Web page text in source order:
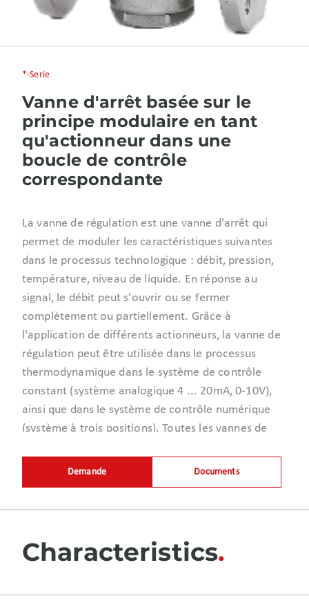
*-Serie
Vanne d'arrêt basée sur le
principe modulaire en tant
qu'actionneur dans une
boucle de contrôle
correspondante
La vanne de régulation est une vanne d'arrêt qui
permet de moduler les caractéristiques suivantes
dans le processus technologique : débit, pression,
température, niveau de liquide. En réponse au
signal, le débit peut s'ouvrir ou se fermer
complètement ou partiellement. Grâce à
l'application de différents actionneurs, la vanne de
régulation peut être utilisée dans le processus
thermodynamique dans le système de contrôle
constant (système analogique 4 ... 20mA, 0-10V),
ainsi que dans le système de contrôle numérique
(système à trois positions). Toutes les vannes de
et contiennent les trois principales unités
structurelles suivantes : boîtier, unité
fabriqué en acier carboné, résistant au froid ou à la
corrosion. Le raccordement standard à la
version différente (version à souder ou à accoupler)
Demande Documents
Characteristics